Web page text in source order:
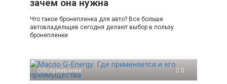
зачем она нужна
Что такое бронепленка для авто? Все больше
автовладельцев сегодня делают выбор в пользу
бронепленки
Обслуживание 0